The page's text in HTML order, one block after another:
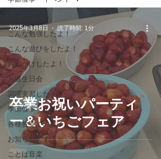
こんな勉強したよ！
こんな遊びをしたよ！
お出かけしたよ！
お誕生日会
調理実習したよ！
季節催事・イベント
各種教室での様子
お知らせです。
ことば音楽
卒業お祝いパーティ
ー＆いちごフェア
2025年3月8日 読了時間: 1分